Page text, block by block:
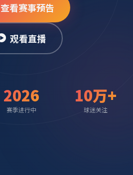
查看赛事预告
观看直播
2026
赛季进行中
10万+
球迷关注